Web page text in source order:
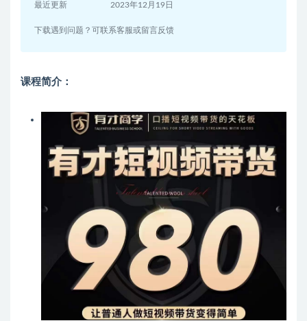
最近更新 2023年12月19日
下载遇到问题？可联系客服或留言反馈
课程简介：